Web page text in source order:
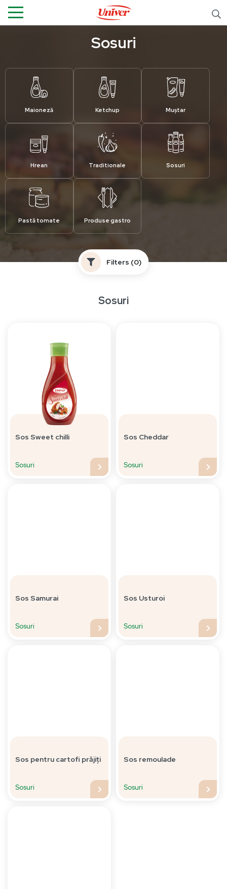
Sosuri
Maioneză Ketchup Muștar
Hrean Traditionale Sosuri
Pastă tomate Produse gastro
Filters (0)
Sosuri
Sos Sweet chilli
Sosuri
Sos Cheddar
Sosuri
Sos Samurai
Sosuri
Sos Usturoi
Sosuri
Sos pentru cartofi prăjiți
Sosuri
Sos remoulade
Sosuri